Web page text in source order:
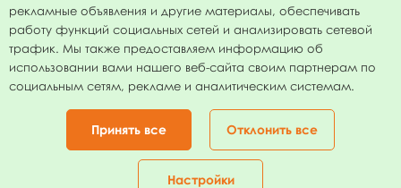
Корзина
Круг Три Кота С Днем
рождения серебро
18"/45см
130.00руб.
рекламные объявления и другие материалы, обеспечивать
работу функций социальных сетей и анализировать сетевой
трафик. Мы также предоставляем информацию об
использовании вами нашего веб-сайта своим партнерам по
социальным сетям, рекламе и аналитическим системам.
Принять все Отклонить все
Настройки